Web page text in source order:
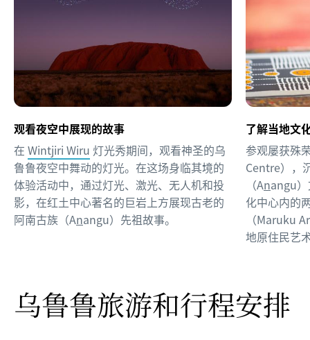
观看夜空中展现的故事
在 Wintjiri Wiru 灯光秀期间，观看神圣的乌
鲁鲁夜空中舞动的灯光。在这场身临其境的
体验活动中，通过灯光、激光、无人机和投
影，在红土中心著名的巨岩上方展现古老的
阿南古族（Anangu）先祖故事。
了解当地文
参观屡获殊
Centre），
（Anangu
化中心内的
（Maruku
地原住民艺
乌鲁鲁旅游和行程安排